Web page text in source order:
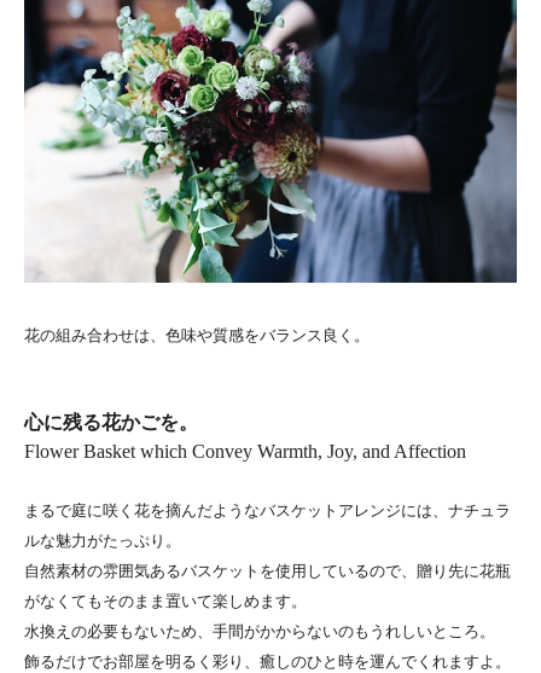
花の組み合わせは、色味や質感をバランス良く。
心に残る花かごを。
Flower Basket which Convey Warmth, Joy, and Affection
まるで庭に咲く花を摘んだようなバスケットアレンジには、ナチュラ
ルな魅力がたっぷり。
自然素材の雰囲気あるバスケットを使用しているので、贈り先に花瓶
がなくてもそのまま置いて楽しめます。
水換えの必要もないため、手間がかからないのもうれしいところ。
飾るだけでお部屋を明るく彩り、癒しのひと時を運んでくれますよ。